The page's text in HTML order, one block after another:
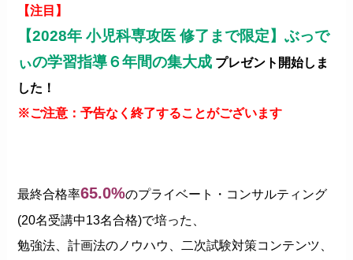
【注目】
【2028年 小児科専攻医 修了まで限定】ぶっで
ぃの学習指導６年間の集大成 プレゼント開始しま
した！
※ご注意：予告なく終了することがございます
最終合格率65.0%のプライベート・コンサルティング
(20名受講中13名合格)で培った、
勉強法、計画法のノウハウ、二次試験対策コンテンツ、